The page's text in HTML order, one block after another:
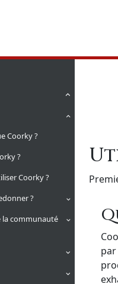
Coorky ?
?
Coorky ?
?
la communauté